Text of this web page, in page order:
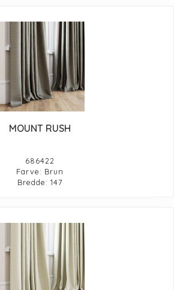
MOUNT RUSH
686422
Farve: Brun
Bredde: 147